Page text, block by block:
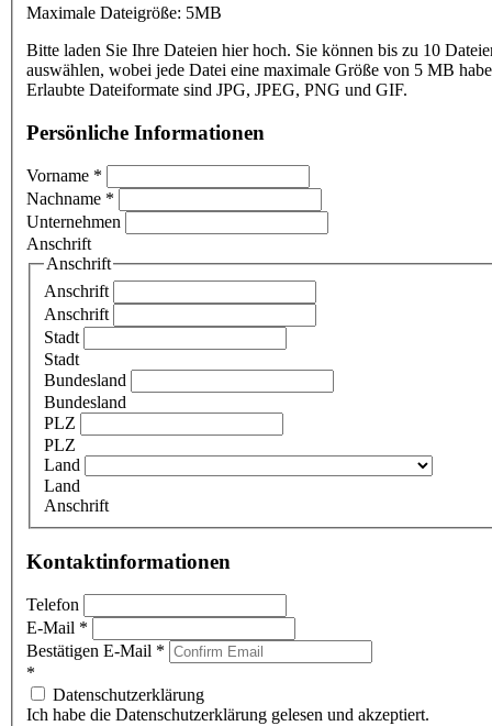
Maximale Dateigröße: 5MB
Bitte laden Sie Ihre Dateien hier hoch. Sie können bis zu 10
auswählen, wobei jede Datei eine maximale Größe von 5 MB
Erlaubte Dateiformate sind JPG, JPEG, PNG und GIF.
Persönliche Informationen
Vorname *
Nachname *
Unternehmen
Anschrift
Anschrift
Anschrift
Anschrift
Stadt
Stadt
Bundesland
Bundesland
PLZ
PLZ
Land
Land
Anschrift
Kontaktinformationen
Telefon
E-Mail *
Bestätigen E-Mail *
*
Datenschutzerklärung
Ich habe die Datenschutzerklärung gelesen und akzeptiert.